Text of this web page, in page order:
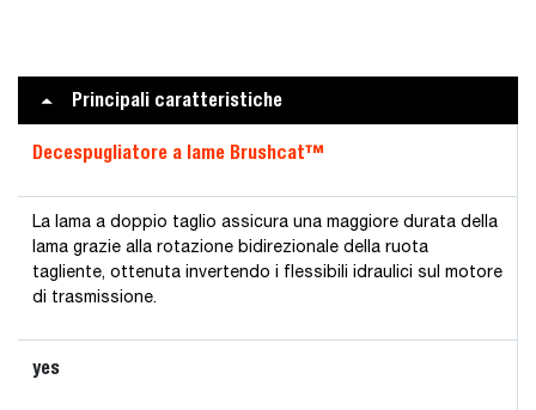
Principali caratteristiche
Decespugliatore a lame Brushcat™
La lama a doppio taglio assicura una maggiore durata della
lama grazie alla rotazione bidirezionale della ruota
tagliente, ottenuta invertendo i flessibili idraulici sul motore
di trasmissione.
yes